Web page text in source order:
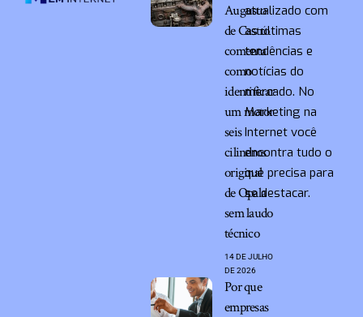
Augusto
de Castro
comenta
como
identificar
um motor
seis
cilindros
original
de Opala
sem laudo
técnico
14 DE JULHO
DE 2026
Por que
empresas
atualizado com
as últimas
tendências e
notícias do
mercado. No
Marketing na
Internet você
encontra tudo o
que precisa para
se destacar.